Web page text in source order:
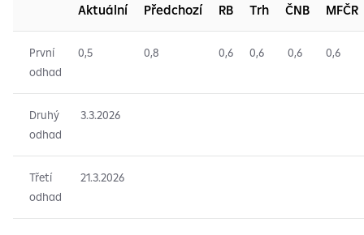
Aktuální Předchozí RB Trh ČNB MFČR
První
odhad
0,5 0,8 0,6 0,6 0,6 0,6
Druhý
odhad
3.3.2026
Třetí
odhad
21.3.2026